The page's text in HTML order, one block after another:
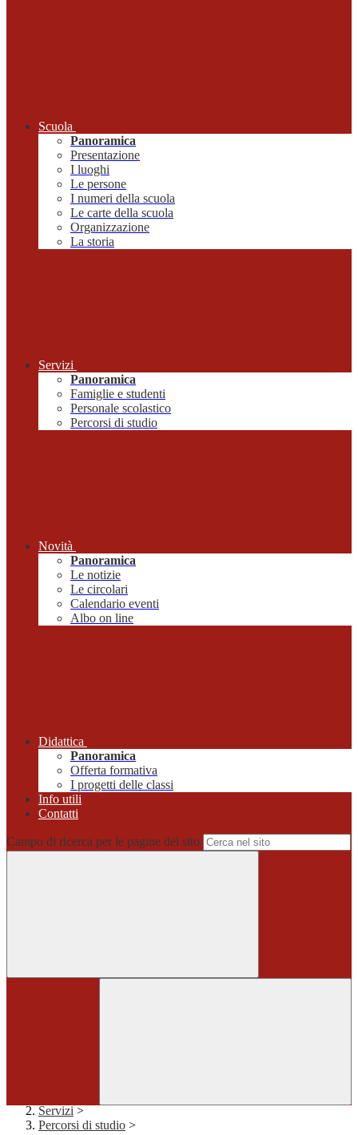
Scuola
Panoramica
Presentazione
I luoghi
Le persone
I numeri della scuola
Le carte della scuola
Organizzazione
La storia
Servizi
Panoramica
Famiglie e studenti
Personale scolastico
Percorsi di studio
Novità
Panoramica
Le notizie
Le circolari
Calendario eventi
Albo on line
Didattica
Panoramica
Offerta formativa
I progetti delle classi
Info utili
Contatti
Campo di ricerca per le pagine del sito
Servizi >
Percorsi di studio >